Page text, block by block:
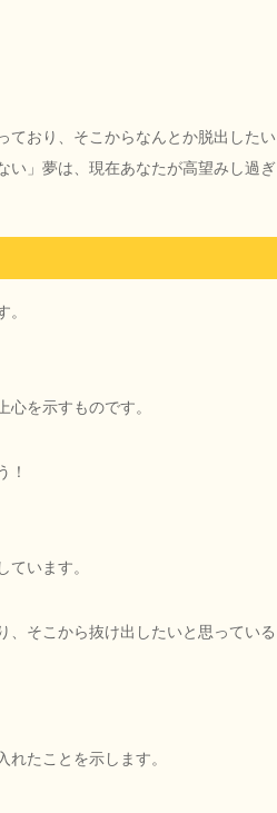
ており、そこからなんとか脱出したい
い」夢は、現在あなたが高望みし過ぎ
心を示すものです。
！
ています。
、そこから抜け出したいと思っている
れたことを示します。